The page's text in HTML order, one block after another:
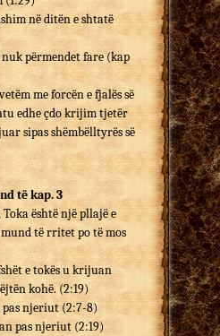
në ditën e shtatë
përmendet fare (kap
me forcën e fjalës së
edhe çdo krijim tjetër
sipas shëmbëlltyrës së
të kap. 3
është një pllajë e
të rritet po të mos
e tokës u krijuan
kohë. (2:19)
njeriut (2:7-8)
pas njeriut (2:19)